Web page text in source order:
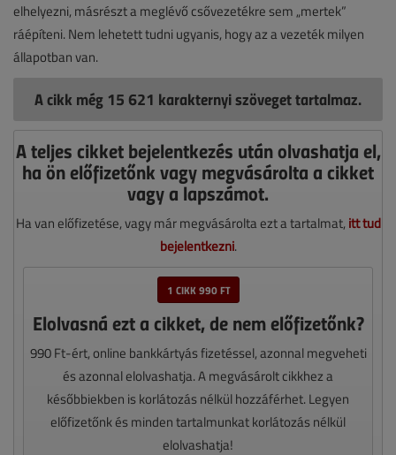
elhelyezni, másrészt a meglévő csővezetékre sem „mertek”
ráépíteni. Nem lehetett tudni ugyanis, hogy az a vezeték milyen
állapotban van.
A cikk még 15 621 karakternyi szöveget tartalmaz.
A teljes cikket bejelentkezés után olvashatja el,
ha ön előfizetőnk vagy megvásárolta a cikket
vagy a lapszámot.
Ha van előfizetése, vagy már megvásárolta ezt a tartalmat, itt tud
bejelentkezni.
1 CIKK 990 FT
Elolvasná ezt a cikket, de nem előfizetőnk?
990 Ft-ért, online bankkártyás fizetéssel, azonnal megveheti
és azonnal elolvashatja. A megvásárolt cikkhez a
későbbiekben is korlátozás nélkül hozzáférhet. Legyen
előfizetőnk és minden tartalmunkat korlátozás nélkül
elolvashatja!